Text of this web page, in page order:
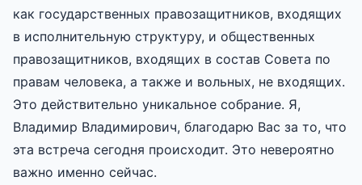
как государственных правозащитников, входящих
в исполнительную структуру, и общественных
правозащитников, входящих в состав Совета по
правам человека, а также и вольных, не входящих.
Это действительно уникальное собрание. Я,
Владимир Владимирович, благодарю Вас за то, что
эта встреча сегодня происходит. Это невероятно
важно именно сейчас.